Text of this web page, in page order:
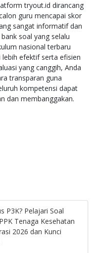
tryout.id dirancang
guru mencapai skor
sangat informatif dan
soal yang selalu
nasional terbaru
efektif serta efisien
yang canggih, Anda
transparan guna
kompetensi dapat
dan membanggakan.
P3K? Pelajari Soal
Tenaga Kesehatan
2026 dan Kunci